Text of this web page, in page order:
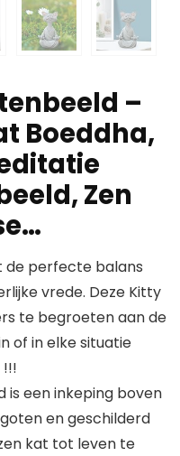
–
Boeddha,
Zen
de perfecte balans
vrede. Deze Kitty
te begroeten aan de
of in elke situatie
is een inkeping boven
en geschilderd
kat tot leven te